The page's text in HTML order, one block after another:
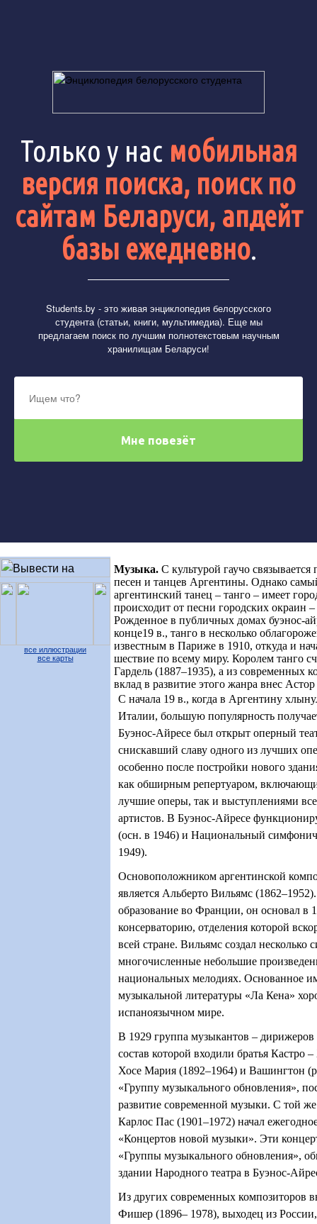
Только у нас мобильная
версия поиска, поиск по
сайтам Беларуси, апдейт
базы ежедневно.
Students.by - это живая энциклопедия белорусского
студента (статьи, книги, мультимедиа). Еще мы
предлагаем поиск по лучшим полнотекстовым научным
хранилищам Беларуси!
все иллюстрации
все карты
Музыка. С культурой гаучо
песен и танцев Аргентины. Однако
аргентинский танец – танго – имеет
происходит от песни городских окраин
Рожденное в публичных домах буэнос-
конце19 в., танго в несколько
известным в Париже в 1910, откуда и
шествие по всему миру. Королем танго
Гардель (1887–1935), а из современных
вклад в развитие этого жанра внес
С начала 19 в., когда в Аргентину
Италии, большую популярность
Буэнос-Айресе был открыт оперный
снискавший славу одного из лучших
особенно после постройки нового
как обширным репертуаром,
лучшие оперы, так и выступлениями
артистов. В Буэнос-Айресе
(осн. в 1946) и Национальный
1949).
Основоположником аргентинской
является Альберто Вильямс
образование во Франции, он основал в
консерваторию, отделения которой
всей стране. Вильямс создал несколько
многочисленные небольшие
национальных мелодиях. Основанное
музыкальной литературы «Ла Кена»
испаноязычном мире.
В 1929 группа музыкантов – дирижеров
состав которой входили братья Кастро
Хосе Мария (1892–1964) и Вашингтон
«Группу музыкального обновления»,
развитие современной музыки. С той
Карлос Пас (1901–1972) начал
«Концертов новой музыки». Эти
«Группы музыкального обновления»,
здании Народного театра в Буэнос-
Из других современных композиторов
Фишер (1896– 1978), выходец из